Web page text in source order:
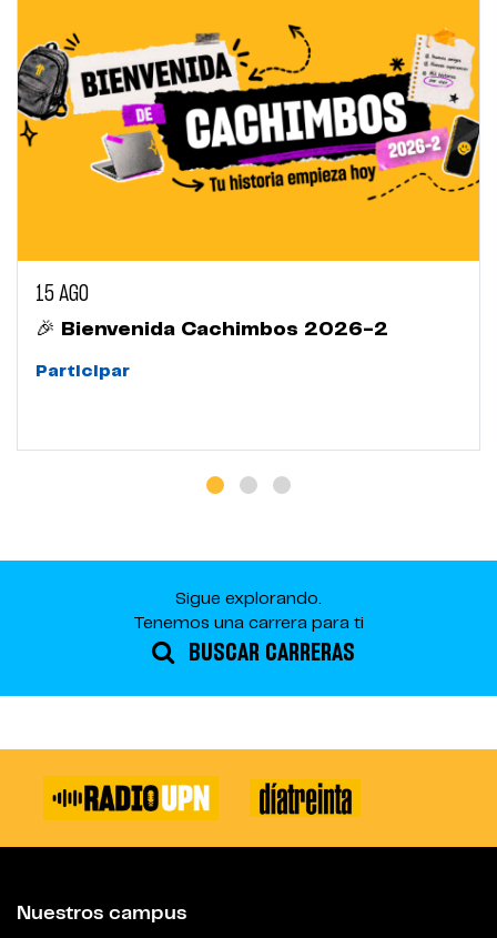
15 AGO
🎉 Bienvenida Cachimbos 2026-2
Participar
Sigue explorando.
Tenemos una carrera para ti
BUSCAR CARRERAS
Nuestros campus